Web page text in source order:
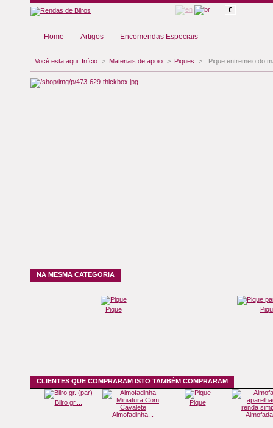
€
Home Artigos Encomendas Especiais
Você esta aqui: Início > Materiais de apoio > Piques > Pique entremeio do
NA MESMA CATEGORIA
Pique
CLIENTES QUE COMPRARAM ISTO TAMBÉM COMPRARAM
Bilro gr....
Almofadinha...
Pique